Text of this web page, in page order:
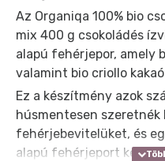
Az Organiqa 100% bio
mix 400 g csokoládés
alapú fehérjepor, amely
valamint bio criollo
Ez a készítmény azok
húsmentesen szeretnék
fehérjebevitelüket, és
alapú fehérjeport